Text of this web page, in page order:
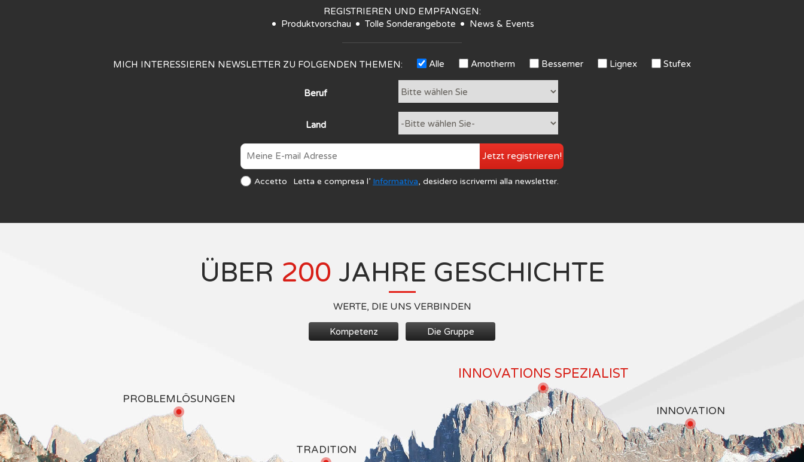
REGISTRIEREN UND EMPFANGEN:
Produktvorschau
Tolle Sonderangebote News & Events
MICH INTERESSIEREN NEWSLETTER ZU FOLGENDEN THEMEN: Alle Amotherm Bessemer Lignex Stufex
Beruf
Land
Accetto Letta e compresa l’ Informativa, desidero iscrivermi alla newsletter.
Jetzt registrieren!
ÜBER 200 JAHRE GESCHICHTE
WERTE, DIE UNS VERBINDEN
Kompetenz Die Gruppe
PROBLEMLÖSUNGEN
TRADITION
INNOVATIONS SPEZIALIST
INNOVATION